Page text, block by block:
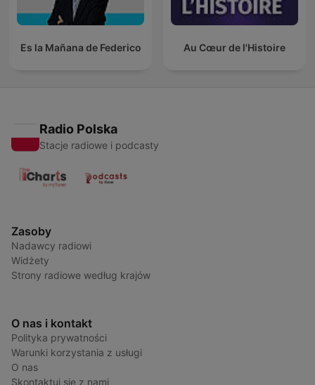
Es la Mañana de Federico Au Cœur de l'Histoire
Radio Polska
Stacje radiowe i podcasty
Zasoby
Nadawcy radiowi
Widżety
Strony radiowe według krajów
O nas i kontakt
Polityka prywatności
Warunki korzystania z usługi
O nas
Skontaktuj się z nami